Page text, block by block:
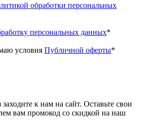
обработки персональных
персональных данных*
условия Публичной оферты*
к нам на сайт. Оставьте свои
вам промокод со скидкой на наш